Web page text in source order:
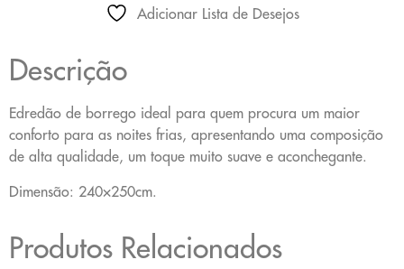
Adicionar Lista de Desejos
Descrição
Edredão de borrego ideal para quem procura um maior
conforto para as noites frias, apresentando uma composição
de alta qualidade, um toque muito suave e aconchegante.
Dimensão: 240×250cm.
Produtos Relacionados